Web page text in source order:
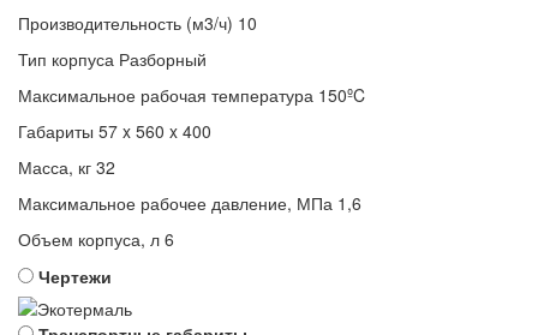
Производительность (м3/ч) 10
Тип корпуса Разборный
Максимальное рабочая температура 150ºC
Габариты 57 x 560 x 400
Масса, кг 32
Максимальное рабочее давление, МПа 1,6
Объем корпуса, л 6
Чертежи